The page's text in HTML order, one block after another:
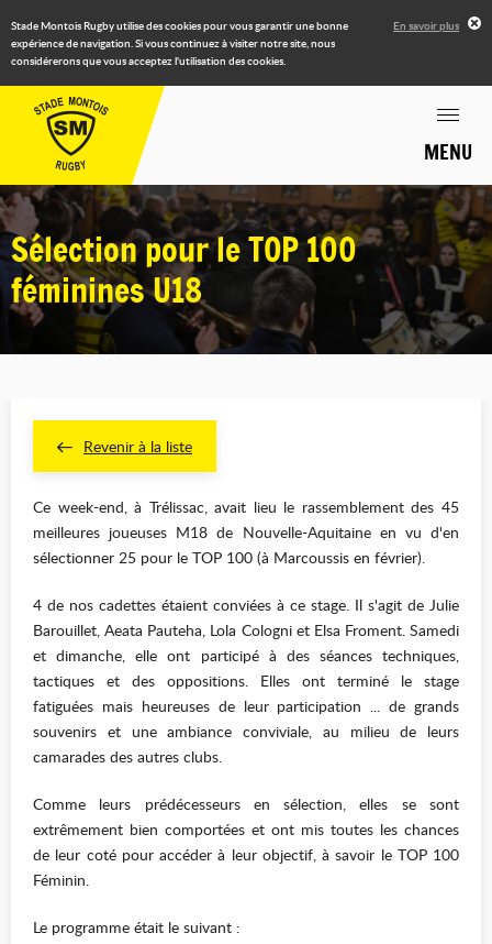
Stade Montois Rugby utilise des cookies pour vous garantir une bonne
expérience de navigation. Si vous continuez à visiter notre site, nous
considérerons que vous acceptez l'utilisation des cookies.
En savoir plus
MENU
Sélection pour le TOP 100
féminines U18
Revenir à la liste
Ce week-end, à Trélissac, avait lieu le rassemblement des 45
meilleures joueuses M18 de Nouvelle-Aquitaine en vu d'en
sélectionner 25 pour le TOP 100 (à Marcoussis en février).
4 de nos cadettes étaient conviées à ce stage. Il s'agit de Julie
Barouillet, Aeata Pauteha, Lola Cologni et Elsa Froment. Samedi
et dimanche, elle ont participé à des séances techniques,
tactiques et des oppositions. Elles ont terminé le stage
fatiguées mais heureuses de leur participation ... de grands
souvenirs et une ambiance conviviale, au milieu de leurs
camarades des autres clubs.
Comme leurs prédécesseurs en sélection, elles se sont
extrêmement bien comportées et ont mis toutes les chances
de leur coté pour accéder à leur objectif, à savoir le TOP 100
Féminin.
Le programme était le suivant :